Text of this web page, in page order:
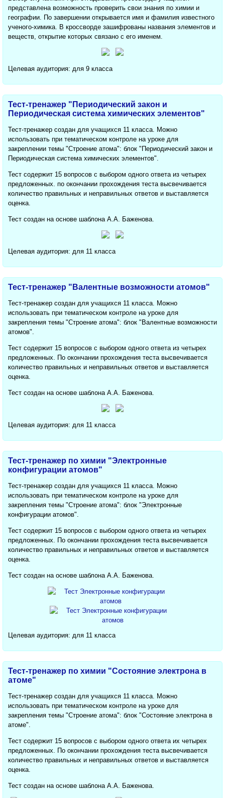
представлена возможность проверить свои знания по химии и
географии. По завершении открывается имя и фамилия известного
ученого-химика. В кроссворде зашифрованы названия элементов и
веществ, открытие которых связано с его именем.
Целевая аудитория: для 9 класса
Тест-тренажер "Периодический закон и
Периодическая система химических элементов"
Тест-тренажер создан для учащихся 11 класса. Можно
использовать при тематическом контроле на уроке для
закреплении темы "Строение атома": блок "Периодический закон и
Периодическая система химических элементов".
Тест содержит 15 вопросов с выбором одного ответа из четырех
предложенных. по окончании прохождения теста высвечивается
количество правильных и неправильных ответов и выставляется
оценка.
Тест создан на основе шаблона А.А. Баженова.
Целевая аудитория: для 11 класса
Тест-тренажер "Валентные возможности атомов"
Тест-тренажер создан для учащихся 11 класса. Можно
использовать при тематическом контроле на уроке для
закрепления темы "Строение атома": блок "Валентные возможности
атомов".
Тест содержит 15 вопросов с выбором одного ответа из четырех
предложенных. По окончании прохождения теста высвечивается
количество правильных и неправильных ответов и выставляется
оценка.
Тест создан на основе шаблона А.А. Баженова.
Целевая аудитория: для 11 класса
Тест-тренажер по химии "Электронные
конфигурации атомов"
Тест-тренажер создан для учащихся 11 класса. Можно
использовать при тематическом контроле на уроке для
закрепления темы "Строение атома": блок ​"Электронные
конфигурации атомов".
Тест содержит 15 вопросов с выбором одного ответа из четырех
предложенных. По окончании прохождения теста высвечивается
количество правильных и неправильных ответов и выставляется
оценка.
Тест создан на основе шаблона А.А. Баженова.
Целевая аудитория: для 11 класса
Тест-тренажер по химии "Состояние электрона в
атоме"
Тест-тренажер создан для учащихся 11 класса. Можно
использовать при тематическом контроле на уроке для
закрепления темы "Строение атома": блок "Состояние электрона в
атоме".
Тест содержит 15 вопросов с выбором одного ответа их четырех
предложенных. По окончании прохождения теста высвечивается
количество правильных и неправильных ответов и выставляется
оценка.
Тест создан на основе шаблона А.А. Баженова.